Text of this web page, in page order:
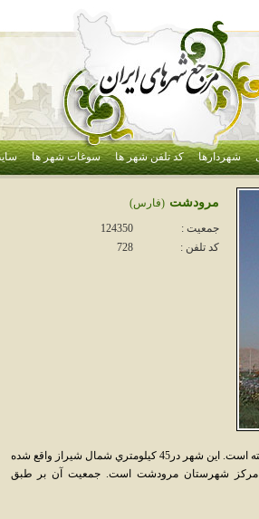
شهردارها کد تلفن شهر ها سوغات شهر ها
مرودشت (فارس)
جمعیت :
124350
کد تلفن :
728
مَرودشت يکي از شهرهاي ايران است که در استان فارس قرار گرفته است. اين شهر در45 کيلومتري شمال‌ شيراز واقع‌ شده‌
شهرستان مرودشت است. جمعيت آن بر طبق